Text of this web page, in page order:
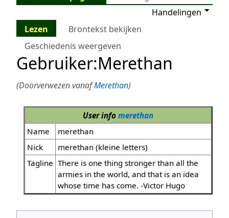
Handelingen
Lezen
Brontekst bekijken
Geschiedenis weergeven
Gebruiker:Merethan
(Doorverwezen vanafMerethan)
User info merethan
Name
merethan
Nick
merethan (kleine letters)
Tagline There is one thing stronger than all the
armies in the world, and that is an idea
whose time has come. -Victor Hugo